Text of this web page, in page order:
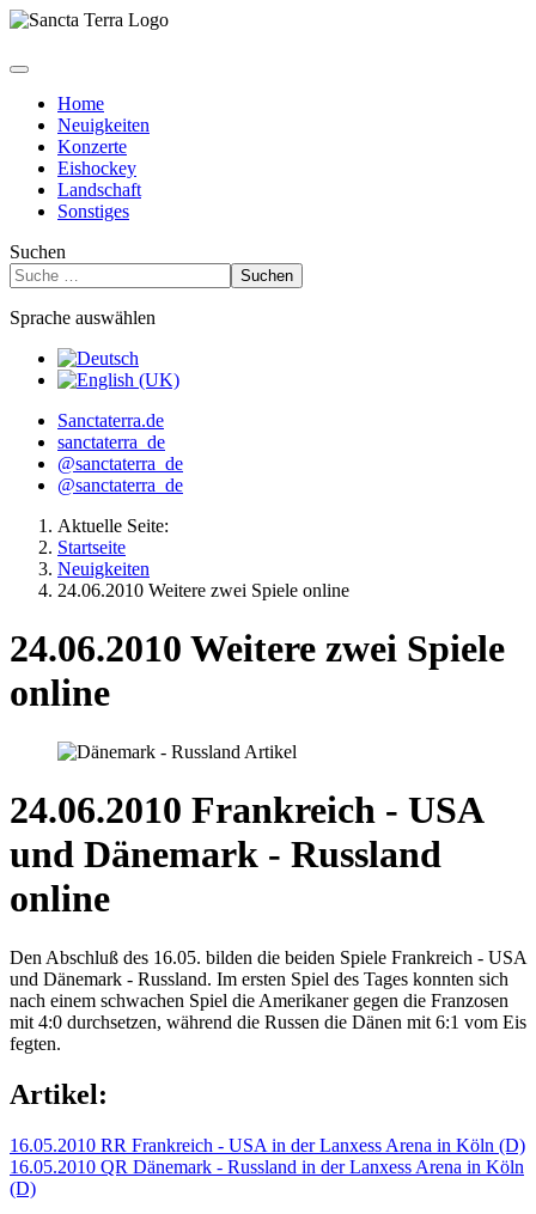
Home
Neuigkeiten
Konzerte
Eishockey
Landschaft
Sonstiges
Suchen
Suchen
Sprache auswählen
Sanctaterra.de
sanctaterra_de
@sanctaterra_de
@sanctaterra_de
Aktuelle Seite:
Startseite
Neuigkeiten
24.06.2010 Weitere zwei Spiele online
24.06.2010 Weitere zwei Spiele
online
24.06.2010 Frankreich - USA
und Dänemark - Russland
online
Den Abschluß des 16.05. bilden die beiden Spiele Frankreich - USA
und Dänemark - Russland. Im ersten Spiel des Tages konnten sich
nach einem schwachen Spiel die Amerikaner gegen die Franzosen
mit 4:0 durchsetzen, während die Russen die Dänen mit 6:1 vom Eis
fegten.
Artikel:
16.05.2010 RR Frankreich - USA in der Lanxess Arena in Köln (D)
16.05.2010 QR Dänemark - Russland in der Lanxess Arena in Köln
(D)